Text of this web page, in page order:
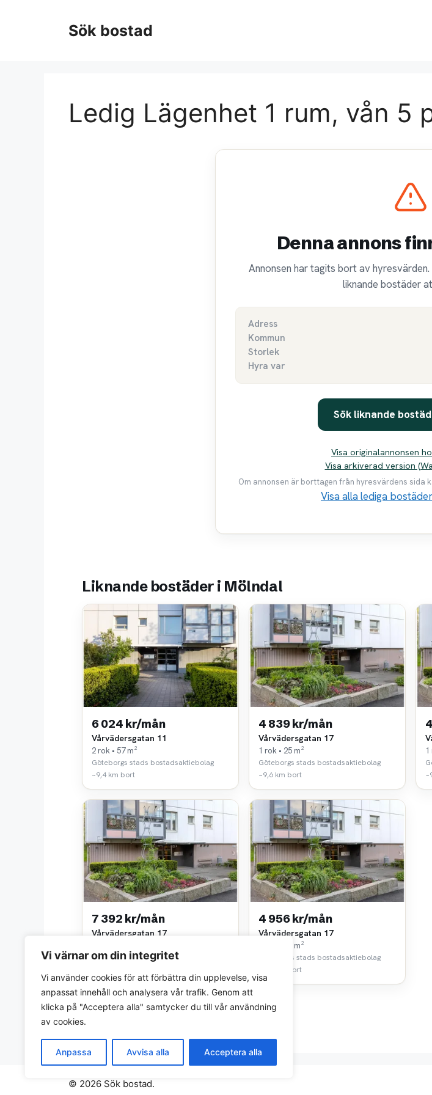
Vi värnar om din integritet
Vi använder cookies för att förbättra din upplevelse, visa
anpassat innehåll och analysera vår trafik. Genom att
klicka på "Acceptera alla" samtycker du till vår användning
av cookies.
Anpassa Avvisa alla Acceptera alla
Sök bostad
Ledig Lägenhet 1 rum, vån 5
Denna annons
Annonsen har tagits bort av
liknande bostäder
Adress
Kommun
Storlek
Hyra var
Sök liknande
Visa originalannonsen
Visa arkiverad version
Om annonsen är borttagen från hyresvärdens sida
Visa alla lediga
Liknande bostäder i Mölndal
6 024 kr/mån
Vårvädersgatan 11
2 rok • 57 m²
Göteborgs stads bostadsaktiebolag
~9,4 km bort
4 839 kr/mån
Vårvädersgatan 17
1 rok • 25 m²
Göteborgs stads bostadsaktiebolag
~9,6 km bort
1
7 392 kr/mån
Vårvädersgatan 17
Göteborgs stads bostadsaktiebolag
4 956 kr/mån
Vårvädersgatan 17
1 rok • 25 m²
Göteborgs stads bostadsaktiebolag
~9,6 km bort
© 2026 Sök bostad.